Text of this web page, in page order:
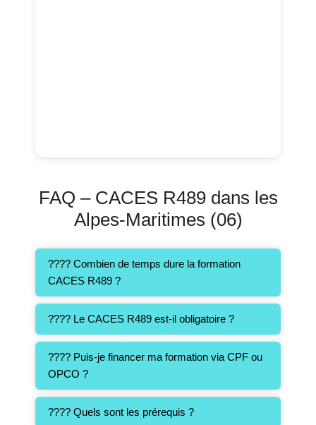
FAQ – CACES R489 dans les
Alpes-Maritimes (06)
???? Combien de temps dure la formation
CACES R489 ?
???? Le CACES R489 est-il obligatoire ?
???? Puis-je financer ma formation via CPF ou
OPCO ?
???? Quels sont les prérequis ?